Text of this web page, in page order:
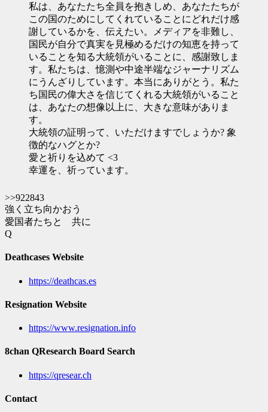
私は、あなたたち全員を抱きしめ、あなたたちが
この国のためにしてくれていることにどれだけ感
謝しているかを、伝えたい。メディアを非難し、
国民が自分で真実を見極めるだけの知恵を持って
いることを知る大統領がいることに、感謝致しま
す。私たちは、憶測や中途半端なジャーナリズム
にうんざりしています。本当にありがとう。私た
ち国民の偉大さを信じてくれる大統領がいること
は、あなたの想像以上に、大きな意味がありま
す。
大統領の証明って、いただけますでしょうか? 象
徴的なハグとか?
愛と祈りを込めて <3
幸運を、祈っています。
>>922843
強く立ち向かおう
愛国者たちと 共に
Q
Deathcases Website
https://deathcas.es
Resignation Website
https://www.resignation.info
8chan QResearch Board Search
https://qresear.ch
Contact